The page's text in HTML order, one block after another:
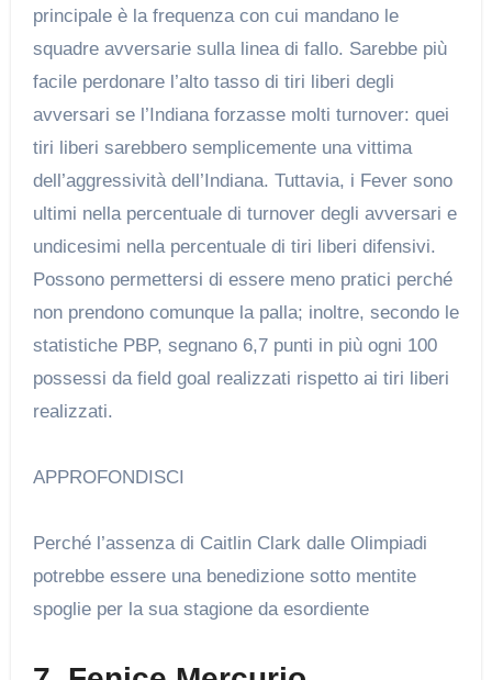
principale è la frequenza con cui mandano le
squadre avversarie sulla linea di fallo. Sarebbe più
facile perdonare l’alto tasso di tiri liberi degli
avversari se l’Indiana forzasse molti turnover: quei
tiri liberi sarebbero semplicemente una vittima
dell’aggressività dell’Indiana. Tuttavia, i Fever sono
ultimi nella percentuale di turnover degli avversari e
undicesimi nella percentuale di tiri liberi difensivi.
Possono permettersi di essere meno pratici perché
non prendono comunque la palla; inoltre, secondo le
statistiche PBP, segnano 6,7 punti in più ogni 100
possessi da field goal realizzati rispetto ai tiri liberi
realizzati.
APPROFONDISCI
Perché l’assenza di Caitlin Clark dalle Olimpiadi
potrebbe essere una benedizione sotto mentite
spoglie per la sua stagione da esordiente